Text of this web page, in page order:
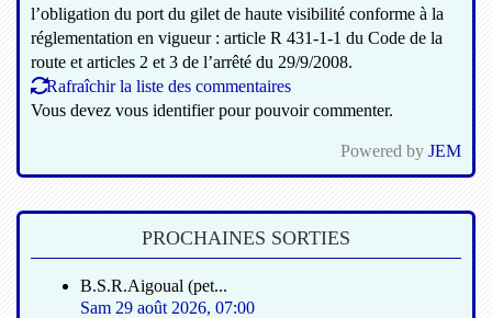
l’obligation du port du gilet de haute visibilité conforme à la
réglementation en vigueur : article R 431-1-1 du Code de la
route et articles 2 et 3 de l’arrêté du 29/9/2008.
Rafraîchir la liste des commentaires
Vous devez vous identifier pour pouvoir commenter.
Powered by JEM
PROCHAINES SORTIES
B.S.R.Aigoual (pet...
Sam 29 août 2026, 07:00